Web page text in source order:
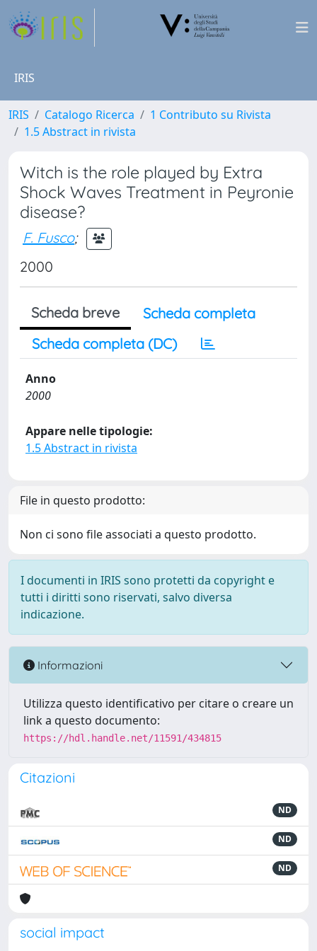
IRIS
IRIS Catalogo Ricerca
1 Contributo su Rivista
1.5 Abstract in rivista
Witch is the role played by Extra
Shock Waves Treatment in Peyronie
disease?
F. Fusco;
2000
Scheda breve
Scheda completa
Scheda completa (DC)
Anno
2000
Appare nelle tipologie:
1.5 Abstract in rivista
File in questo prodotto:
Non ci sono file associati a questo prodotto.
I documenti in IRIS sono protetti da copyright e
tutti i diritti sono riservati, salvo diversa
indicazione.
Informazioni
Utilizza questo identificativo per citare o creare un
link a questo documento:
https://hdl.handle.net/11591/434815
Citazioni
ND
ND
ND
social impact